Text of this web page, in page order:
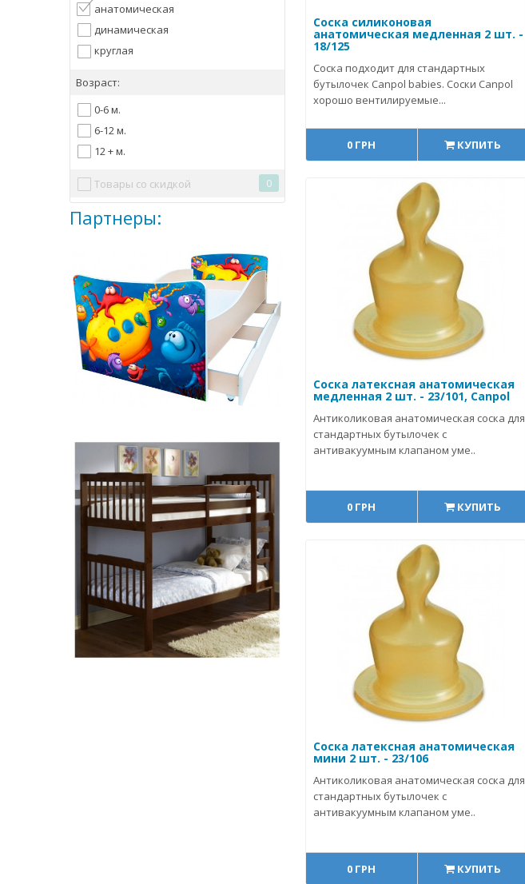
анатомическая
динамическая
круглая
Возраст:
0-6 м.
6-12 м.
12 + м.
Товары со скидкой 0
Партнеры:
Соска силиконовая
анатомическая медленная 2 шт. -
18/125
Соска подходит для стандартных
бутылочек Canpol babies. Соски Canpol
хорошо вентилируемые...
0 ГРН КУПИТЬ
Соска латексная анатомическая
медленная 2 шт. - 23/101, Canpol
Антиколиковая анатомическая соска для
стандартных бутылочек с
антивакуумным клапаном уме..
0 ГРН КУПИТЬ
Соска латексная анатомическая
мини 2 шт. - 23/106
Антиколиковая анатомическая соска для
стандартных бутылочек с
антивакуумным клапаном уме..
0 ГРН КУПИТЬ